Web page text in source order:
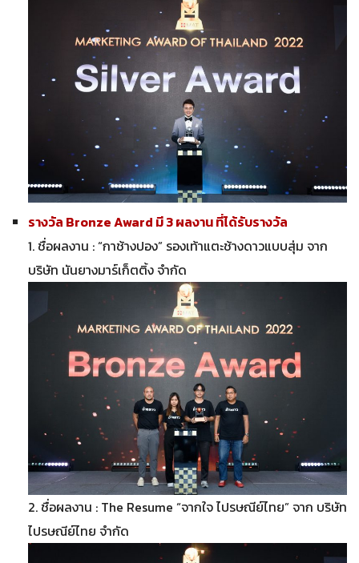
รางวัล Bronze Award มี 3 ผลงาน ที่ได้รับรางวัล
1. ชื่อผลงาน : “กาช้างปอง” รองเท้าแตะช้างดาวแบบสุ่ม จาก
บริษัท นันยางมาร์เก็ตติ้ง จำกัด
2. ชื่อผลงาน : The Resume “จากใจ ไปรษณีย์ไทย” จาก บริษัท
ไปรษณีย์ไทย จำกัด